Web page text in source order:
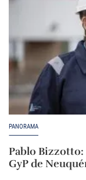
PANORAMA
Pablo Bizzotto:
GyP de